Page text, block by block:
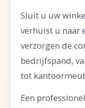
Sluit u uw
verhuist u naar
verzorgen de
bedrijfspand,
tot
Een